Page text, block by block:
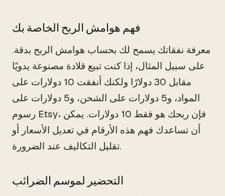
فهم هوامش الربح الخاصة بك
معرفة نفقاتك يسمح لك بحساب هوامش الربح بدقة.
على سبيل المثال، إذا كنت تبيع قلادة مصنوعة يدويًا
مقابل 30 دولارًا ولكنك أنفقت 10 دولارات على
المواد، و5 دولارات على الشحن، و5 دولارات على
رسوم Etsy، فإن ربحك هو فقط 10 دولارات. يمكن
أن تساعدك فهم هذه الأرقام في تعديل الأسعار أو
تقليل التكاليف عند الضرورة.
التحضير لموسم الضرائب